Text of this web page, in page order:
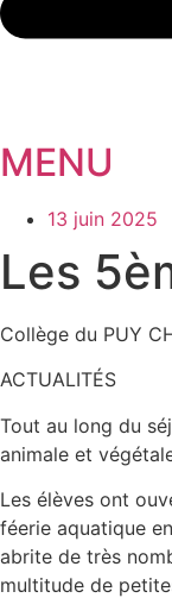
MENU
13 juin 2025
Les
Collège du PUY
ACTUALITÉS
Tout au long du
animale et
Les élèves ont
féerie aquatique
abrite de très
multitude de